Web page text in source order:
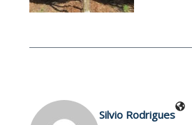
Silvio Rodrigues